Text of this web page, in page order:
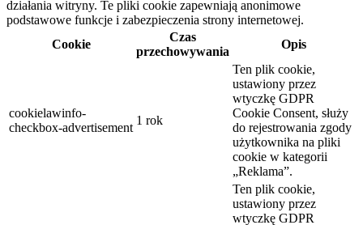
działania witryny. Te pliki cookie zapewniają anonimowe
podstawowe funkcje i zabezpieczenia strony internetowej.
Cookie
Czas
przechowywania
Opis
cookielawinfo-
checkbox-advertisement
1 rok
Ten plik cookie,
ustawiony przez
wtyczkę GDPR
Cookie Consent, służy
do rejestrowania zgody
użytkownika na pliki
cookie w kategorii
„Reklama”.
Ten plik cookie,
ustawiony przez
wtyczkę GDPR